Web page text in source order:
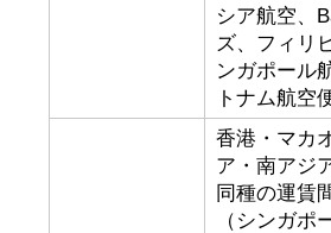
シア航空、
ズ、フィリ
ンガポール
トナム航空
香港・マカ
ア・南アジ
同種の運賃
（シンガ